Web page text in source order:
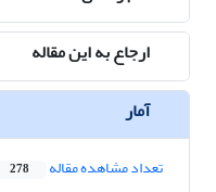
ارجاع به این مقاله
آمار
تعداد مشاهده مقاله 278